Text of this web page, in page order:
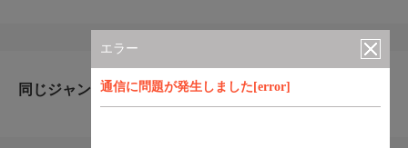
エラー
通信に問題が発生しました[error]
同じジャンルのおすすめ番組